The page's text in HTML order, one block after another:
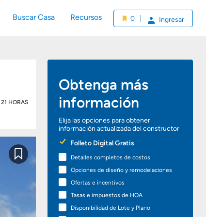
Buscar Casa Recursos 0 Ingresar
21 HORAS
Obtenga más
información
Elija las opciones para obtener
información actualizada del constructor
Preferred
Options
Folleto Digital Gratis
Detalles completos de costos
Opciones de diseño y remodelaciones
Ofertas e incentivos
Tasas e impuestos de HOA
Disponibilidad de Lote y Plano
Guardar